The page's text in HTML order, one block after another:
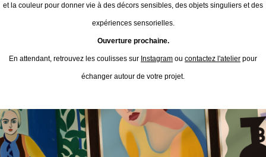
et la couleur pour donner vie à des décors sensibles, des objets singuliers et des
expériences sensorielles.
Ouverture prochaine.
En attendant, retrouvez les coulisses sur Instagram ou contactez l'atelier pour
échanger autour de votre projet.